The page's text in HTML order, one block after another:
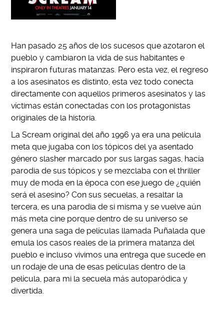
Han pasado 25 años de los sucesos que azotaron el
pueblo y cambiaron la vida de sus habitantes e
inspiraron futuras matanzas. Pero esta vez, el regreso
a los asesinatos es distinto, esta vez todo conecta
directamente con aquellos primeros asesinatos y las
víctimas están conectadas con los protagonistas
originales de la historia.
La Scream original del año 1996 ya era una película
meta que jugaba con los tópicos del ya asentado
género slasher marcado por sus largas sagas, hacía
parodia de sus tópicos y se mezclaba con el thriller
muy de moda en la época con ese juego de ¿quién
será el asesino? Con sus secuelas, a resaltar la
tercera, es una parodia de si misma y se vuelve aún
más meta cine porque dentro de su universo se
genera una saga de películas llamada Puñalada que
emula los casos reales de la primera matanza del
pueblo e incluso vivimos una entrega que sucede en
un rodaje de una de esas películas dentro de la
película, para mi la secuela más autoparódica y
divertida.